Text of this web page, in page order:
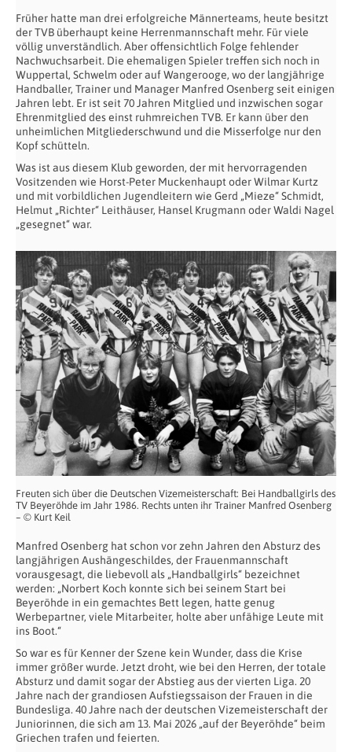
Früher hatte man drei erfolgreiche Männerteams, heute besitzt
der TVB überhaupt keine Herrenmannschaft mehr. Für viele
völlig unverständlich. Aber offensichtlich Folge fehlender
Nachwuchsarbeit. Die ehemaligen Spieler treffen sich noch in
Wuppertal, Schwelm oder auf Wangerooge, wo der langjährige
Handballer, Trainer und Manager Manfred Osenberg seit einigen
Jahren lebt. Er ist seit 70 Jahren Mitglied und inzwischen sogar
Ehrenmitglied des einst ruhmreichen TVB. Er kann über den
unheimlichen Mitgliederschwund und die Misserfolge nur den
Kopf schütteln.
Was ist aus diesem Klub geworden, der mit hervorragenden
Vositzenden wie Horst-Peter Muckenhaupt oder Wilmar Kurtz
und mit vorbildlichen Jugendleitern wie Gerd „Mieze“ Schmidt,
Helmut „Richter“ Leithäuser, Hansel Krugmann oder Waldi Nagel
„gesegnet“ war.
Freuten sich über die Deutschen Vizemeisterschaft: Bei Handballgirls des
TV Beyeröhde im Jahr 1986. Rechts unten ihr Trainer Manfred Osenberg
– © Kurt Keil
Manfred Osenberg hat schon vor zehn Jahren den Absturz des
langjährigen Aushängeschildes, der Frauenmannschaft
vorausgesagt, die liebevoll als „Handballgirls“ bezeichnet
werden: „Norbert Koch konnte sich bei seinem Start bei
Beyeröhde in ein gemachtes Bett legen, hatte genug
Werbepartner, viele Mitarbeiter, holte aber unfähige Leute mit
ins Boot.“
So war es für Kenner der Szene kein Wunder, dass die Krise
immer größer wurde. Jetzt droht, wie bei den Herren, der totale
Absturz und damit sogar der Abstieg aus der vierten Liga. 20
Jahre nach der grandiosen Aufstiegssaison der Frauen in die
Bundesliga. 40 Jahre nach der deutschen Vizemeisterschaft der
Juniorinnen, die sich am 13. Mai 2026 „auf der Beyeröhde“ beim
Griechen trafen und feierten.